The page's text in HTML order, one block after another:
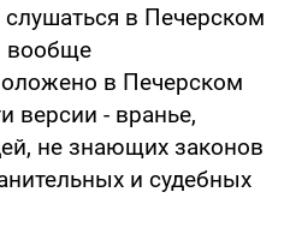
слушаться в Печерском
вообще
в Печерском
версии - вранье,
не знающих законов
и судебных